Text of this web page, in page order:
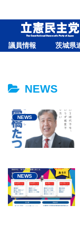
議員情報 茨城県
NEWS
NEWS
NEWS